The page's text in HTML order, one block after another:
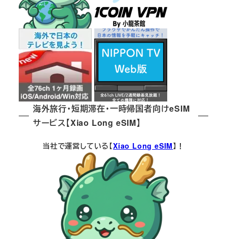
海外旅行・短期滞在・一時帰国者向けeSIM
サービス【Xiao Long eSIM】
当社で運営している【Xiao Long eSIM】！